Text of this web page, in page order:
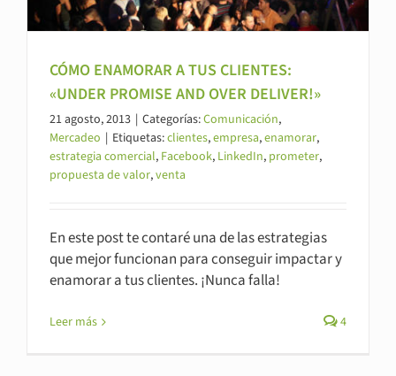
CÓMO ENAMORAR A TUS CLIENTES:
«UNDER PROMISE AND OVER DELIVER!»
21 agosto, 2013 | Categorías:Comunicación,
Mercadeo | Etiquetas:clientes,empresa,enamorar,
estrategia comercial, Facebook, LinkedIn, prometer,
propuesta de valor,venta
En este post te contaré una de las estrategias
que mejor funcionan para conseguir impactar y
enamorar a tus clientes. ¡Nunca falla!
Leer más 4